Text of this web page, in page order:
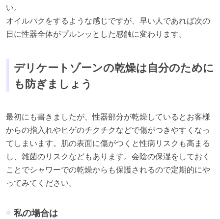
い。
オイルパクをするような感じですが、早い⼈であれば次の
⽇に性器全体がプルンッとした感触に変わります。
デリケートゾーンの乾燥は⾃分のために
も防ぎましょう
最初にも書きましたが、性器部分が乾燥しているとお客様
からの指⼊れやヒゲのチクチクなどで傷がつきやすくなっ
てしまいます。肌の表⾯に傷がつくと性病リスクも⾼まる
し、雑菌のリスクなどもあります。会陰の保湿をしておく
ことでシャワーでの乾燥からも保護されるので定期的にや
ってみてください。
私の場合は